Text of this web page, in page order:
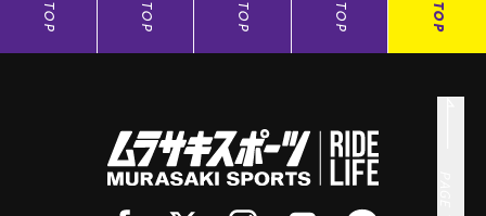
TOP TOP TOP TOP TOP